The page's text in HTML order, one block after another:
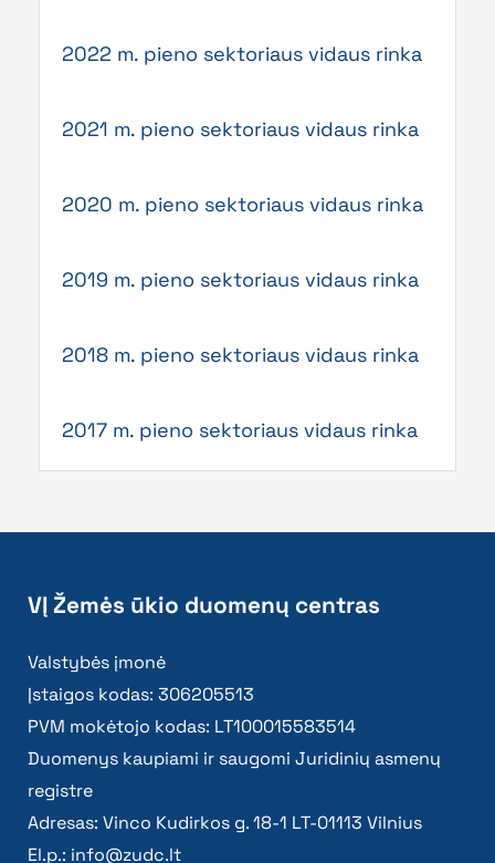
2022 m. pieno sektoriaus vidaus rinka
2021 m. pieno sektoriaus vidaus rinka
2020 m. pieno sektoriaus vidaus rinka
2019 m. pieno sektoriaus vidaus rinka
2018 m. pieno sektoriaus vidaus rinka
2017 m. pieno sektoriaus vidaus rinka
VĮ Žemės ūkio duomenų centras
Valstybės įmonė
Įstaigos kodas: 306205513
PVM mokėtojo kodas: LT100015583514
Duomenys kaupiami ir saugomi Juridinių asmenų
registre
Adresas: Vinco Kudirkos g. 18-1 LT-01113 Vilnius
El.p.: info@zudc.lt